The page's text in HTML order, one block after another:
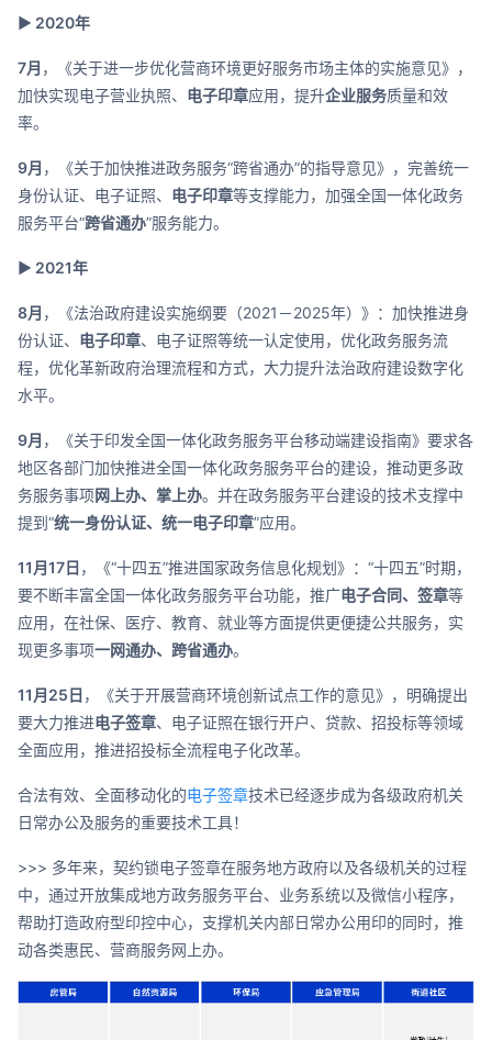
▶ 2020年
7月 ，《关于进一步优化营商环境更好服务市场主体的实施意见》，
加快实现电子营业执照、 电子印章应用，提升企业服务质量和效
率。
9月 ，《关于加快推进政务服务“跨省通办”的指导意见》，完善统一
身份认证、电子证照、 电子印章等支撑能力，加强全国一体化政务
服务平台“跨省通办”服务能力。
▶ 2021年
8月 ，《法治政府建设实施纲要（2021－2025年）》：加快推进身
份认证、 电子印章、电子证照等统一认定使用，优化政务服务流
程，优化革新政府治理流程和方式，大力提升法治政府建设数字化
水平。
9月 ，《关于印发全国一体化政务服务平台移动端建设指南》要求各
地区各部门加快推进全国一体化政务服务平台的建设，推动更多政
务服务事项网上办、掌上办。并在政务服务平台建设的技术支撑中
提到“统一身份认证、统一电子印章”应用。
11月17日 ，《“十四五”推进国家政务信息化规划》：“十四五”时期，
要不断丰富全国一体化政务服务平台功能，推广电子合同、签章等
应用，在社保、医疗、教育、就业等方面提供更便捷公共服务，实
现更多事项一网通办、跨省通办。
11月25日 ，《关于开展营商环境创新试点工作的意见》，明确提出
要大力推进电子签章、电子证照在银行开户、贷款、招投标等领域
全面应用，推进招投标全流程电子化改革。
合法有效、全面移动化的电子签章技术已经逐步成为各级政府机关
日常办公及服务的重要技术工具！
>>> 多年来，契约锁电子签章在服务地方政府以及各级机关的过程
中，通过开放集成地方政务服务平台、业务系统以及微信小程序，
帮助打造政府型印控中心，支撑机关内部日常办公用印的同时，推
动各类惠民、营商服务网上办。